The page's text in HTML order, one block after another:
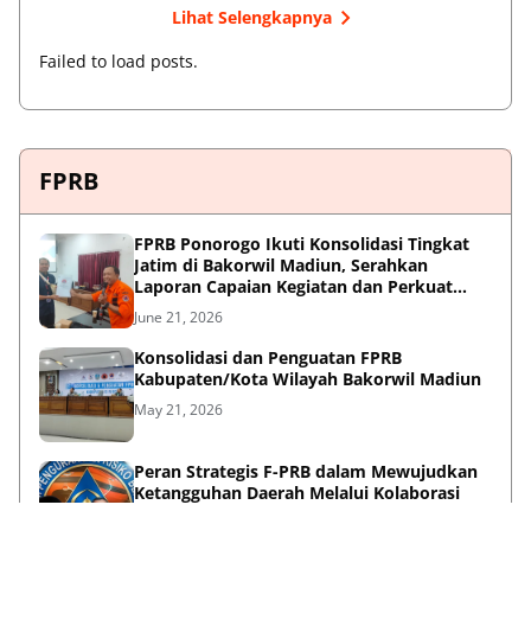
Lihat Selengkapnya
Failed to load posts.
FPRB
FPRB Ponorogo Ikuti Konsolidasi Tingkat
Jatim di Bakorwil Madiun, Serahkan
Laporan Capaian Kegiatan dan Perkuat
Sinergi Pentahelix
June 21, 2026
Konsolidasi dan Penguatan FPRB
Kabupaten/Kota Wilayah Bakorwil Madiun
May 21, 2026
Peran Strategis F-PRB dalam Mewujudkan
Ketangguhan Daerah Melalui Kolaborasi